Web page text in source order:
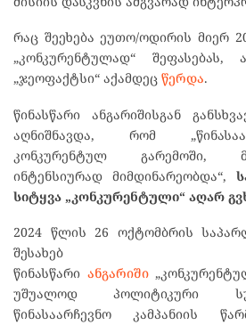
რაც შეეხება ეუთო/ოდირის მიერ
„კონკურენტულად“ შეფასებას,
„ჯეოფაქტსი“ აქამდეც წერდა.
წინასწარი ანგარიშისგან
აღნიშნავდა, რომ
კონკურენტულ გარემოში,
ინტენსიურად მიმდინარეობდა“,
სიტყვა „კონკურენტული“ აღარ
2024 წლის 26 ოქტომბრის
შესახებ
წინასწარი ანგარიში
უშუალოდ პოლიტიკური
წინასაარჩევნო კამპანიის